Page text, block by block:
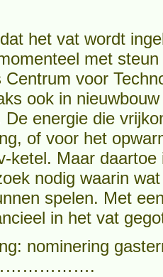
het vat wordt
met
voor
ook in
energie die
of voor het
ketel. Maar
nodig waarin
spelen. Met
in het vat
nominering